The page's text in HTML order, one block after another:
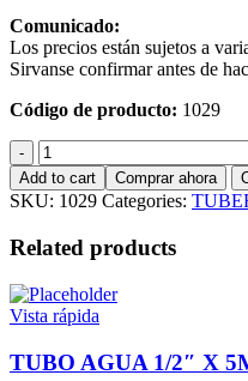
Comunicado:
Los precios están sujetos a
Sirvanse confirmar antes de
Código de producto: 1029
TUBO
AGUA
2"ISO
1452
63mm
C-
TUBOPLAST
quantity
Add to cart Comprar ahora
SKU: 1029 Categories:
Related products
Vista rápida
TUBO AGUA 1/2″ X